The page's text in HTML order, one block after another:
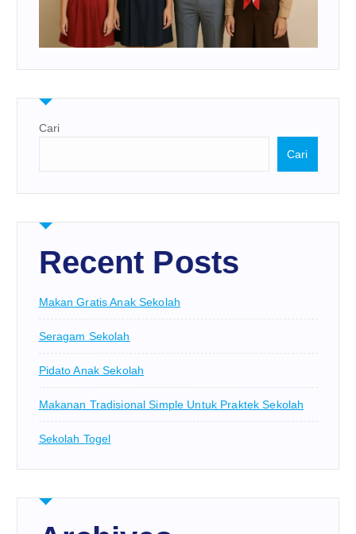
Cari
Cari
Recent Posts
Makan Gratis Anak Sekolah
Seragam Sekolah
Pidato Anak Sekolah
Makanan Tradisional Simple Untuk Praktek Sekolah
Sekolah Togel